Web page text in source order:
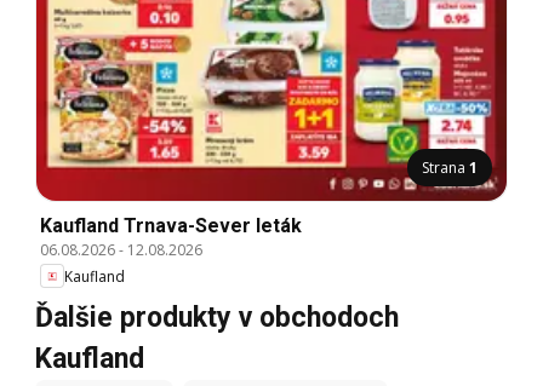
Strana 1
Kaufland Trnava-Sever leták
06.08.2026- 12.08.2026
Kaufland
Ďalšie produkty v obchodoch
Kaufland